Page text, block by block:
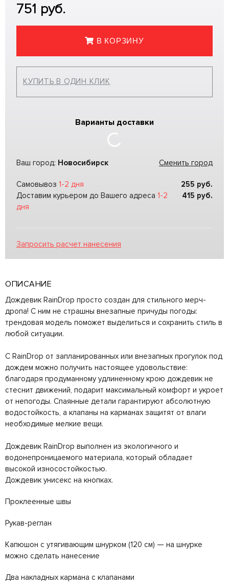
751 руб.
В КОРЗИНУ
КУПИТЬ В ОДИН КЛИК
Варианты доставки
Ваш город: Новосибирск Сменить город
Самовывоз 1-2 дня 255 руб.
Доставим курьером до Вашего адреса 1-2
дня
415 руб.
Запросить расчет нанесения
ОПИСАНИЕ
Дождевик RainDrop просто создан для стильного мерч-
дропа! С ним не страшны внезапные причуды погоды:
трендовая модель поможет выделиться и сохранить стиль в
любой ситуации.
С RainDrop от запланированных или внезапных прогулок под
дождем можно получить настоящее удовольствие:
благодаря продуманному удлиненному крою дождевик не
стеснит движений, подарит максимальный комфорт и укроет
от непогоды. Cпаянные детали гарантируют абсолютную
водостойкость, а клапаны на карманах защитят от влаги
необходимые мелкие вещи.
Дождевик RainDrop выполнен из экологичного и
водонепроницаемого материала, который обладает
высокой износостойкостью.
Дождевик унисекс на кнопках.
Проклеенные швы
Рукав-реглан
Капюшон с утягивающим шнурком (120 см) — на шнурке
можно сделать нанесение
Два накладных кармана с клапанами